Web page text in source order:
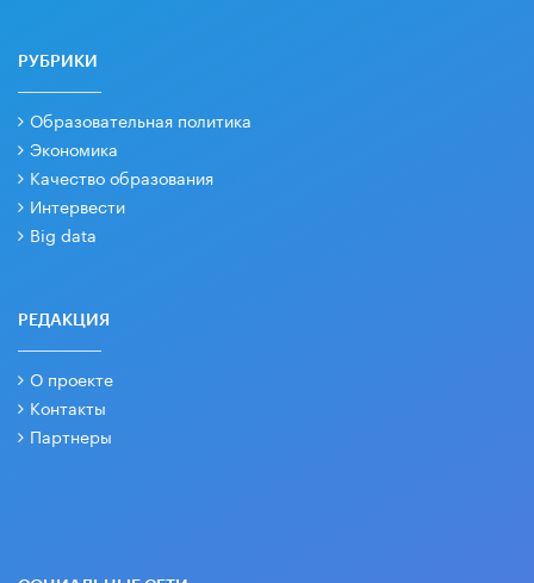
РУБРИКИ
Образовательная политика
Экономика
Качество образования
Интервести
Big data
РЕДАКЦИЯ
О проекте
Контакты
Партнеры